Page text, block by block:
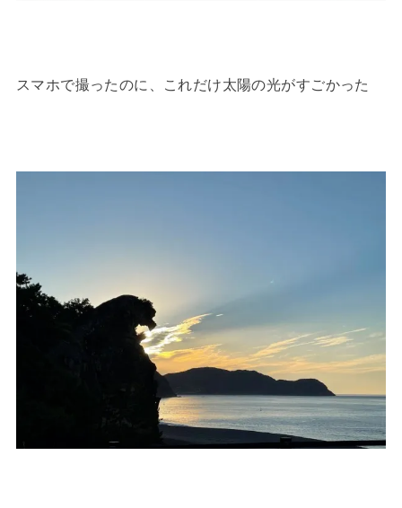
スマホで撮ったのに、これだけ太陽の光がすごかった